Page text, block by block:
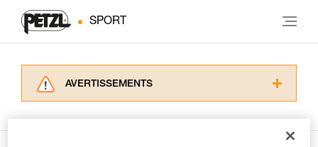
SPORT
AVERTISSEMENTS